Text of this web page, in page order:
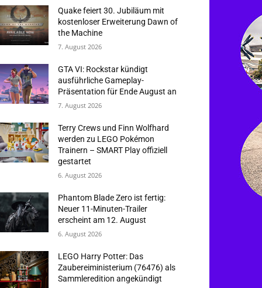
Quake feiert 30. Jubiläum mit
kostenloser Erweiterung Dawn of
the Machine
7. August 2026
GTA VI: Rockstar kündigt
ausführliche Gameplay-
Präsentation für Ende August an
7. August 2026
Terry Crews und Finn Wolfhard
werden zu LEGO Pokémon
Trainern – SMART Play offiziell
gestartet
6. August 2026
Phantom Blade Zero ist fertig:
Neuer 11-Minuten-Trailer
erscheint am 12. August
6. August 2026
LEGO Harry Potter: Das
Zaubereiministerium (76476) als
Sammleredition angekündigt